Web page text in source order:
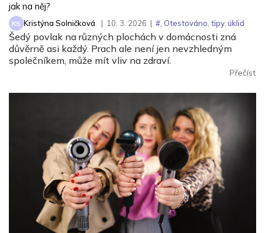
jak na něj?
KS Kristýna Solničková | 10. 3. 2026 | # Otestováno tipy, úklid
Šedý povlak na různých plochách v domácnosti zná
důvěrně asi každý. Prach ale není jen nevzhledným
společníkem, může mít vliv na zdraví.
Přečíst